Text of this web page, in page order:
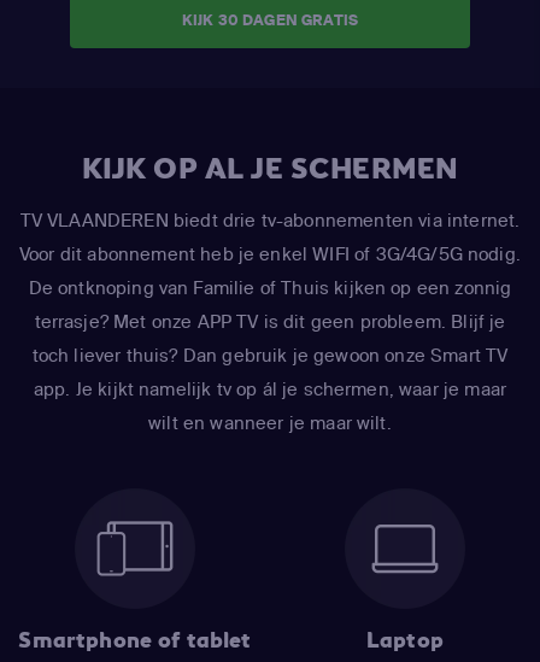
KIJK 30 DAGEN GRATIS
KIJK OP AL JE SCHERMEN
TV VLAANDEREN biedt drie tv-abonnementen via internet.
Voor dit abonnement heb je enkel WIFI of 3G/4G/5G nodig.
De ontknoping van Familie of Thuis kijken op een zonnig
terrasje? Met onze APP TV is dit geen probleem. Blijf je
toch liever thuis? Dan gebruik je gewoon onze Smart TV
app. Je kijkt namelijk tv op ál je schermen, waar je maar
wilt en wanneer je maar wilt.
Smartphone of tablet Laptop